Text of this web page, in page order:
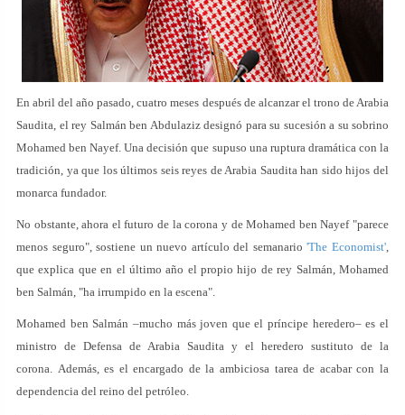
En abril del año pasado, cuatro meses después de alcanzar el trono de Arabia
Saudita, el rey Salmán ben Abdulaziz designó para su sucesión a su sobrino
Mohamed ben Nayef. Una decisión que supuso una ruptura dramática con la
tradición, ya que los últimos seis reyes de Arabia Saudita han sido hijos del
monarca fundador.
No obstante, ahora el futuro de la corona y de Mohamed ben Nayef "parece
menos seguro", sostiene un nuevo artículo del semanario'The Economist',
que explica que en el último año el propio hijo de rey Salmán, Mohamed
ben Salmán, "ha irrumpido en la escena".
Mohamed ben Salmán –mucho más joven que el príncipe heredero– es el
ministro de Defensa de Arabia Saudita y el heredero sustituto de la
corona. Además, es el encargado de la ambiciosa tarea de acabar con la
dependencia del reino del petróleo.